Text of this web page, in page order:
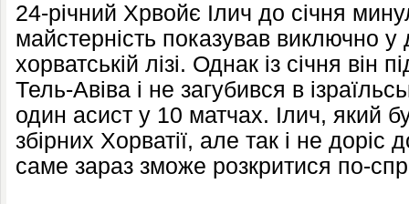
24-річний Хрвойє Ілич до січня
майстерність показував виключно у
хорватській лізі. Однак із січня він
Тель-Авіва і не загубився в
один асист у 10 матчах. Ілич, який
збірних Хорватії, але так і не
саме зараз зможе розкритися по-